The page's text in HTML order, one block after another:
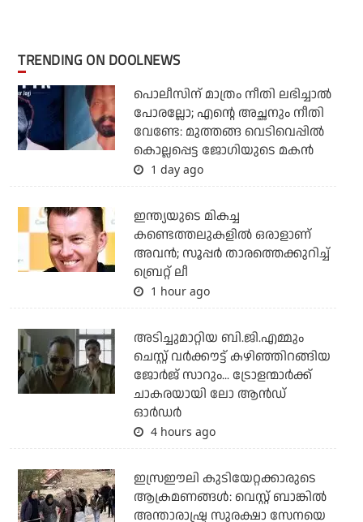
TRENDING ON DOOLNEWS
പൊലീസിന് മാത്രം നീതി ലഭിച്ചാല്‍
പോരല്ലോ; എന്റെ അച്ഛനും നീതി
വേണ്ടേ: മുത്തങ്ങ വെടിവെപ്പില്‍
കൊല്ലപ്പെട്ട ജോഗിയുടെ മകന്‍
1 day ago
ഇന്ത്യയുടെ മികച്ച
കണ്ടെത്തലുകളില്‍ ഒരാളാണ്
അവന്‍; സൂപ്പര്‍ താരത്തെക്കുറിച്ച്
ബ്രെറ്റ് ലീ
1 hour ago
അടിച്ചുമാറ്റിയ ബി.ജി.എമ്മും
ചെസ്റ്റ് വര്‍ക്കൗട്ട് കഴിഞ്ഞിറങ്ങിയ
ജോര്‍ജ് സാറും... ട്രോളന്മാര്‍ക്ക്
ചാകരയായി ലോ ആന്‍ഡ്
ഓര്‍ഡര്‍
4 hours ago
ഇസ്രഈലി കുടിയേറ്റക്കാരുടെ
ആക്രമണങ്ങള്‍: വെസ്റ്റ് ബാങ്കില്‍
അന്താരാഷ്ട്ര സുരക്ഷാ സേനയെ